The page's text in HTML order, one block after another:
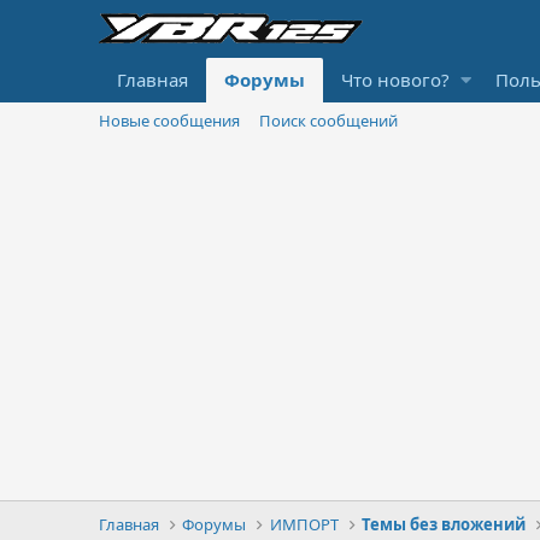
Главная Форумы Что нового?
Новые сообщения Поиск сообщений
Главная Форумы ИМПОРТ Темы без вложений